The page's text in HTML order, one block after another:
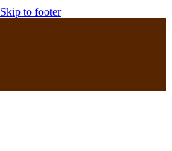
Skip to footer